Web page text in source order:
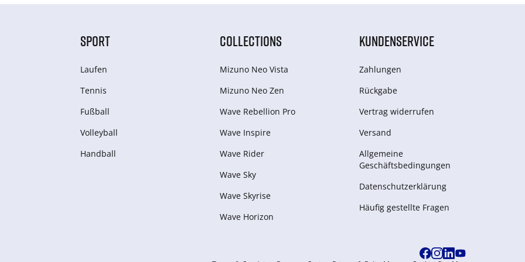
SPORT
Laufen
Tennis
Fußball
Volleyball
Handball
COLLECTIONS
Mizuno Neo Vista
Mizuno Neo Zen
Wave Rebellion Pro
Wave Inspire
Wave Rider
Wave Sky
Wave Skyrise
Wave Horizon
KUNDENSERVICE
Zahlungen
Rückgabe
Vertrag widerrufen
Versand
Allgemeine
Geschäftsbedingungen
Datenschutzerklärung
Häufig gestellte Fragen